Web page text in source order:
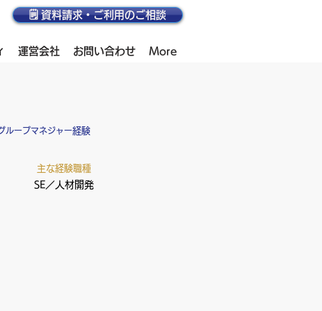
🗒️ 資料請求・ご利用のご相談
運営会社 お問い合わせ More
ループマネジャー経験
主な経験職種
SE／人材開発